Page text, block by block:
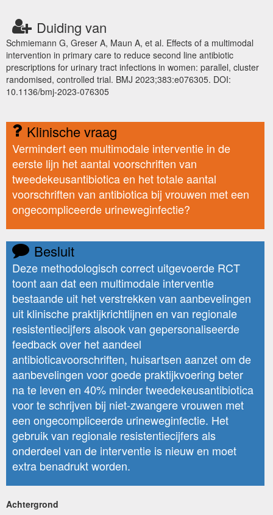
Duiding van
Schmiemann G, Greser A, Maun A, et al. Effects of a multimodal
intervention in primary care to reduce second line antibiotic
prescriptions for urinary tract infections in women: parallel, cluster
randomised, controlled trial. BMJ 2023;383:e076305. DOI:
10.1136/bmj-2023-076305
Klinische vraag
Vermindert een multimodale interventie in de
eerste lijn het aantal voorschriften van
tweedekeusantibiotica en het totale aantal
voorschriften van antibiotica bij vrouwen met een
ongecompliceerde urineweginfectie?
Besluit
Deze methodologisch correct uitgevoerde RCT
toont aan dat een multimodale interventie
bestaande uit het verstrekken van aanbevelingen
uit klinische praktijkrichtlijnen en van regionale
resistentiecijfers alsook van gepersonaliseerde
feedback over het aandeel
antibioticavoorschriften, huisartsen aanzet om de
aanbevelingen voor goede praktijkvoering beter
na te leven en 40% minder tweedekeusantibiotica
voor te schrijven bij niet-zwangere vrouwen met
een ongecompliceerde urineweginfectie. Het
gebruik van regionale resistentiecijfers als
onderdeel van de interventie is nieuw en moet
extra benadrukt worden.
Achtergrond